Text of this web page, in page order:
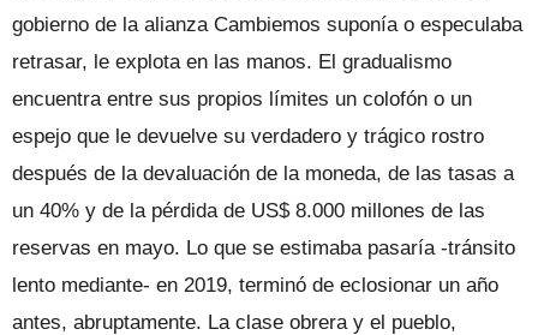
gobierno de la alianza Cambiemos suponía o especulaba
retrasar, le explota en las manos. El gradualismo
encuentra entre sus propios límites un colofón o un
espejo que le devuelve su verdadero y trágico rostro
después de la devaluación de la moneda, de las tasas a
un 40% y de la pérdida de US$ 8.000 millones de las
reservas en mayo. Lo que se estimaba pasaría -tránsito
lento mediante- en 2019, terminó de eclosionar un año
antes, abruptamente. La clase obrera y el pueblo,